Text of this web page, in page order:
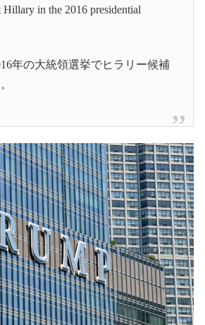
Hillary in the 2016 presidential
年の大統領選挙でヒラリー候補
。